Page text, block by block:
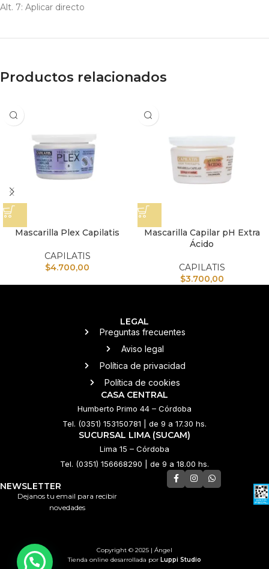
Alt. 7: Aplicar directo
Productos relacionados
Mascarilla Plex Capilatis
CAPILATIS
$4.700,00
Mascarilla Capilar pH Extra
Ácido
CAPILATIS
$3.700,00
LEGAL
Preguntas frecuentes
Aviso legal
Política de privacidad
Política de cookies
CASA CENTRAL
Humberto Primo 44 – Córdoba
Tel. (0351) 153150781 | de 9 a 17.30 hs.
SUCURSAL LIMA (SUCAM)
Lima 15 – Córdoba
Tel. (0351) 156668290 | de 9 a 18.00 hs.
NEWSLETTER
Dejanos tu email para recibir
novedades
Tienda online desarrollada por Luppi Studio
Copyright © 2025 | Ángel